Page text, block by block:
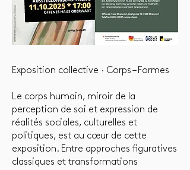
Exposition collective · Corps – Formes
Le corps humain, miroir de la
perception de soi et expression de
réalités sociales, culturelles et
politiques, est au cœur de cette
exposition. Entre approches figuratives
classiques et transformations